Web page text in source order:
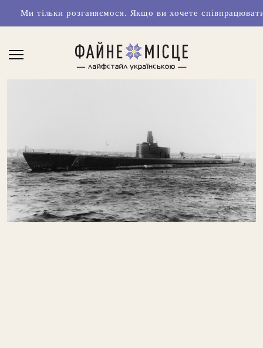
розганяємося. Якщо ви хочете співпрацювати з нами